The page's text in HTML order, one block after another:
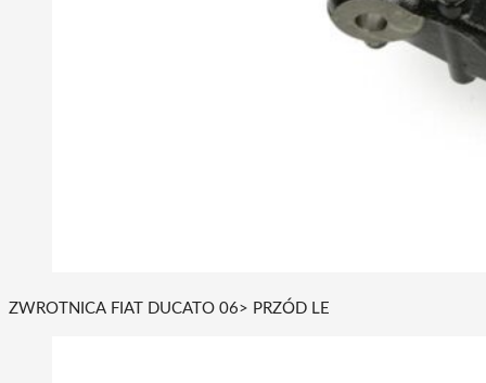
ZWROTNICA FIAT DUCATO 06> PRZÓD LE